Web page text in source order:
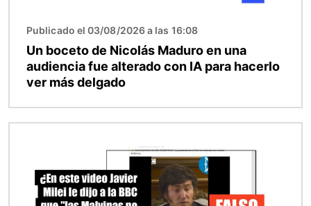
Publicado el 03/08/2026 a las 16:08
Un boceto de Nicolás Maduro en una
audiencia fue alterado con IA para hacerlo
ver más delgado